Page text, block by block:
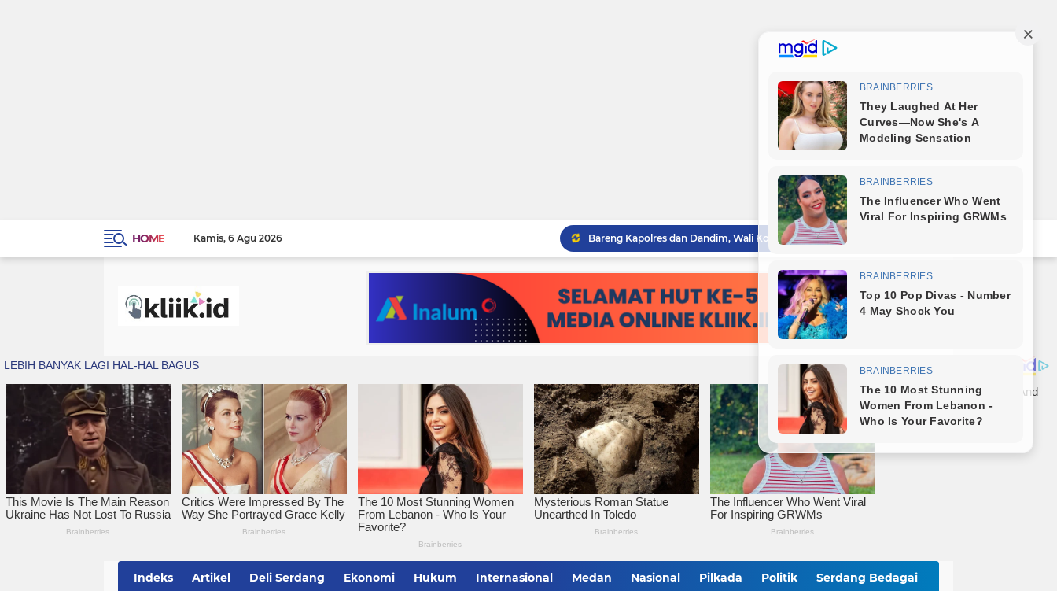
HOME Kamis 6 Agu 2026
Wali Kota Tebingtinggi Tinjau Rumah Tidak Layak Huni, Warga Sampaikan Apresiasi
Wali Kota Dampingi Dandim 0204/DS Tinjau Kunjungan Taruna AKPOL di Sekolah Rakyat Tebingtinggi
Wali Kota Tebingtinggi Sampaikan Ranperda Pertanggungjawaban APBD 2025
Polrestabes Medan Musnahkan Barang Bukti Narkotika dan Barang Ilegal, Bukti Nyata Penegakan Hukum Secara Transparan
Wali Kota Tebingtinggi Hadiri Kampanye dan Germas, Ungkap Angka Stunting Turun
Pemko Tebingtinggi Komitmen Percepatan Turunkan Stunting
Indeks Artikel Deli Serdang Ekonomi Hukum Internasional Medan Nasional Pilkada Politik Serdang Bedagai